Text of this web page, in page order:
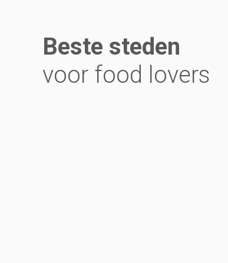
Beste steden
voor food lovers